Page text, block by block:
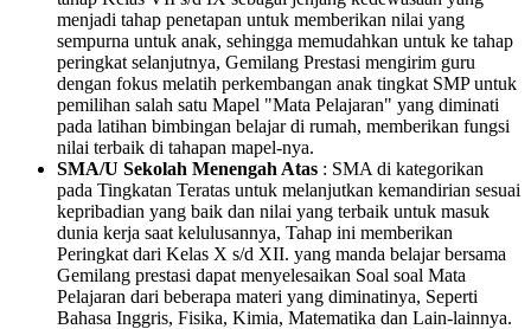
menjadi tahap penetapan untuk memberikan nilai yang
sempurna untuk anak, sehingga memudahkan untuk ke tahap
peringkat selanjutnya, Gemilang Prestasi mengirim guru
dengan fokus melatih perkembangan anak tingkat SMP untuk
pemilihan salah satu Mapel "Mata Pelajaran" yang diminati
pada latihan bimbingan belajar di rumah, memberikan fungsi
nilai terbaik di tahapan mapel-nya.
SMA/U Sekolah Menengah Atas : SMA di kategorikan
pada Tingkatan Teratas untuk melanjutkan kemandirian sesuai
kepribadian yang baik dan nilai yang terbaik untuk masuk
dunia kerja saat kelulusannya, Tahap ini memberikan
Peringkat dari Kelas X s/d XII. yang manda belajar bersama
Gemilang prestasi dapat menyelesaikan Soal soal Mata
Pelajaran dari beberapa materi yang diminatinya, Seperti
Bahasa Inggris, Fisika, Kimia, Matematika dan Lain-lainnya.